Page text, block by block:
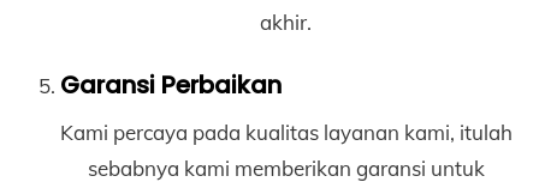
akhir.
Garansi Perbaikan
Kami percaya pada kualitas layanan kami, itulah
sebabnya kami memberikan garansi untuk